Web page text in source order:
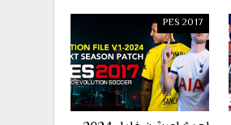
PES 2017